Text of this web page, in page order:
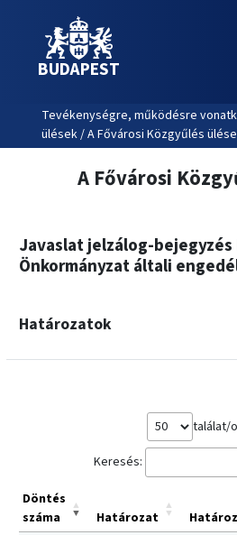
BUDAPEST
Tevékenységre, működésre
ülések / A Fővárosi Közgyűlés
A Fővárosi
Javaslat jelzálog-bejegyzés
Önkormányzat általi
Határozatok
találat/
Keresés:
Döntés
száma
Határozat